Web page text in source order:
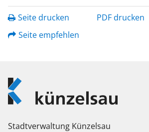
Seite drucken
PDF drucken
Seite empfehlen
Logo
Künzelsau
Stadtverwaltung Künzelsau